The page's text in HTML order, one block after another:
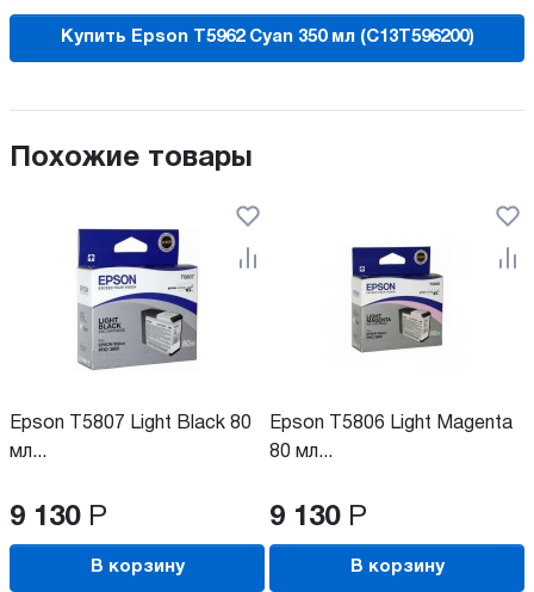
Купить Epson T5962 Cyan 350 мл (C13T596200)
Похожие товары
Epson T5807 Light Black 80
мл...
9 130 Р
В корзину
Epson T5806 Light Magenta
80 мл...
9 130 Р
В корзину